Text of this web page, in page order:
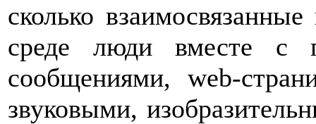
сколько
среде люди вместе с
сообщениями, web-
звуковыми,